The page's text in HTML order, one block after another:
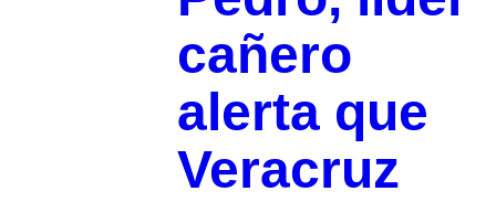
cañero
alerta que
Veracruz